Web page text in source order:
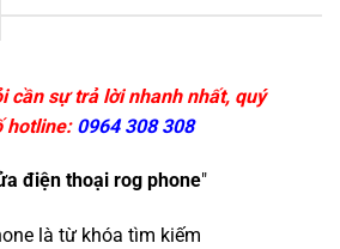
cần sự trả lời nhanh nhất, quý
hotline: 0964 308 308
điện thoại rog phone"
là từ khóa tìm kiếm